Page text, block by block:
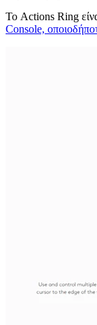
Το Actions Ring
Console,